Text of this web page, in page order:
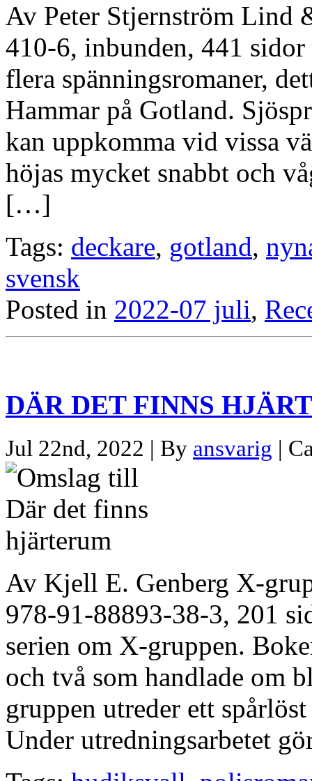
Av Peter Stjernström Lind
410-6, inbunden, 441
flera spänningsromaner,
Hammar på Gotland.
kan uppkomma vid vissa
höjas mycket snabbt och
[…]
Tags: deckare, gotland,
svensk
Posted in 2022-07 juli,
DÄR DET FINNS
Jul 22nd, 2022 | By ansvarig |
Av Kjell E. Genberg X-
978-91-88893-38-3, 201
serien om X-gruppen.
och två som handlade om
gruppen utreder ett
Under utredningsarbetet